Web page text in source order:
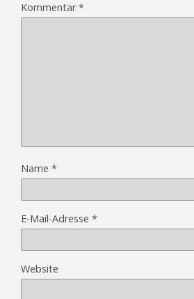
Kommentar*
Name *
E-Mail-Adresse *
Website